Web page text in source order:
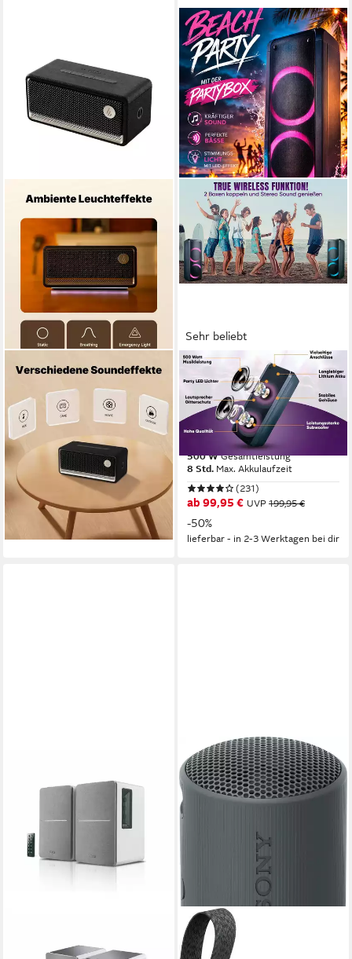
EDIFIER®
Lautsprecher – Wasserdicht,
360° Sound & LED Bluetooth-
Speaker
Netzwerkstandard
34 W
Gesamtleistung
9 Std.
Max. Akkulaufzeit
99,00 €
lieferbar - in 4-5 Werktagen bei dir
Sehr beliebt
REFLEXION
PS09BT mit rotierenden
Lichteffekten Party-
Lautsprecher
Netzwerkstandard
500 W Gesamtleistung
8 Std. Max. Akkulaufzeit
(231)
ab 99,95 € UVP 199,95 €
-50%
lieferbar - in 2-3 Werktagen bei dir